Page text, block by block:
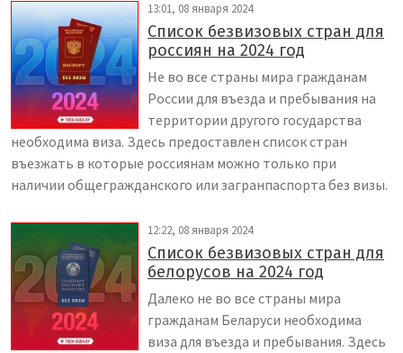
13:01, 08 января 2024
Список безвизовых стран для
россиян на 2024 год
Не во все страны мира гражданам
России для въезда и пребывания на
территории другого государства
необходима виза. Здесь предоставлен список стран
въезжать в которые россиянам можно только при
наличии общегражданского или загранпаспорта без визы.
12:22, 08 января 2024
Список безвизовых стран для
белорусов на 2024 год
Далеко не во все страны мира
гражданам Беларуси необходима
виза для въезда и пребывания. Здесь